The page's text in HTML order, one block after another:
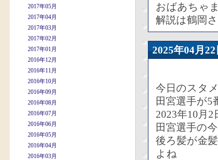
2017年05月
2017年04月
2017年03月
2017年02月
2017年01月
2016年12月
2016年11月
2016年10月
2016年09月
2016年08月
2016年07月
2016年06月
2016年05月
2016年04月
2016年03月
おばあちゃ
解説は鶴岡
2025年04
今日のスタ
田宮選手が5
2023年10月
田宮選手の
後ろ髪が金
よね